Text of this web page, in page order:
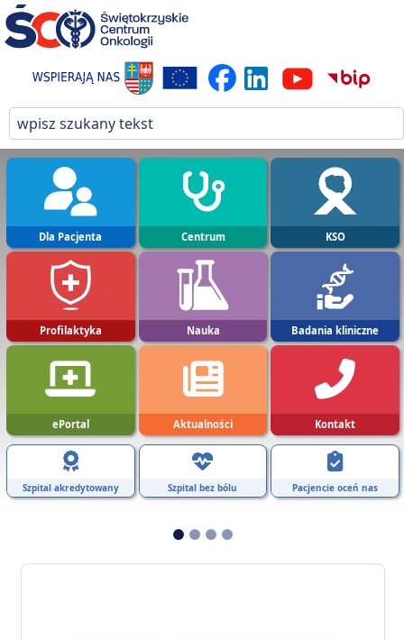
Dla Pacjenta Centrum KSO
Profilaktyka Nauka Badania kliniczne
ePortal Aktualności Kontakt
Szpital akredytowany Szpital bez bólu Pacjencie oceń nas